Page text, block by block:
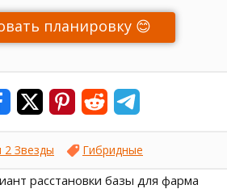
планировку 😊
2 Звезды Гибридные
расстановки базы для фарма